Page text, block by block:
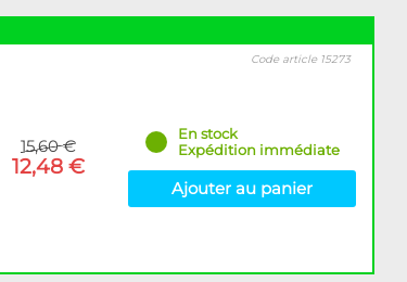
15,60 €
12,48 €
Code article 15273
En stock
Expédition immédiate
Ajouter au panier